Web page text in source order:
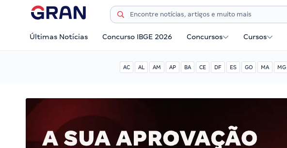
Últimas Notícias Concurso IBGE 2026 Concursos Cursos
AC AL AM AP BA CE DF ES GO MA MG